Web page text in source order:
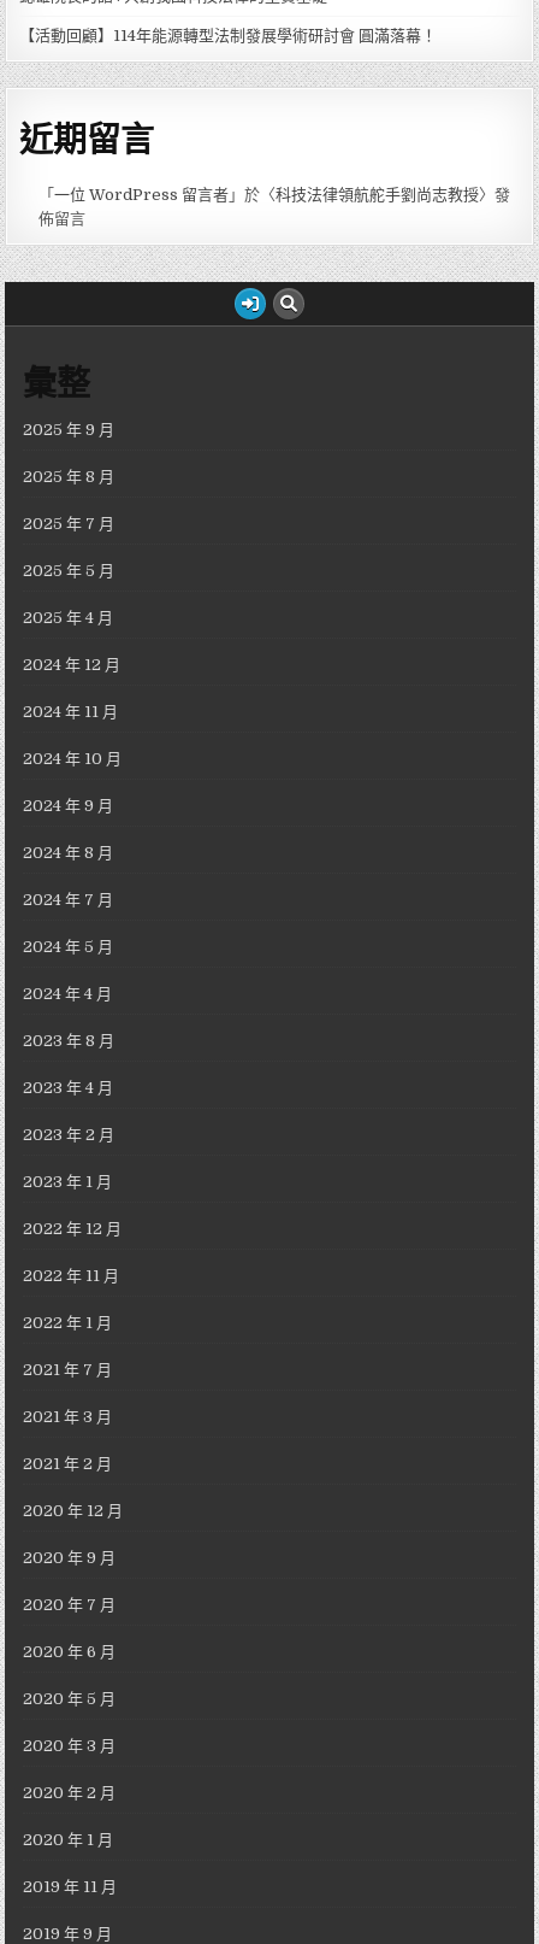
【活動回顧】114年能源轉型法制發展學術研討會 圓滿落幕！
近期留言
「一位 WordPress 留言者 」於〈科技法律領航舵手劉尚志教授〉發
佈留言
彙整
2025 年 9 月
2025 年 8 月
2025 年 7 月
2025 年 5 月
2025 年 4 月
2024 年 12 月
2024 年 11 月
2024 年 10 月
2024 年 9 月
2024 年 8 月
2024 年 7 月
2024 年 5 月
2024 年 4 月
2023 年 8 月
2023 年 4 月
2023 年 2 月
2023 年 1 月
2022 年 12 月
2022 年 11 月
2022 年 1 月
2021 年 7 月
2021 年 3 月
2021 年 2 月
2020 年 12 月
2020 年 9 月
2020 年 7 月
2020 年 6 月
2020 年 5 月
2020 年 3 月
2020 年 2 月
2020 年 1 月
2019 年 11 月
2019 年 9 月